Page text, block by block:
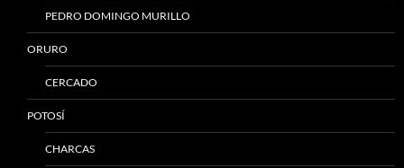
PEDRO DOMINGO MURILLO
ORURO
CERCADO
POTOSÍ
CHARCAS